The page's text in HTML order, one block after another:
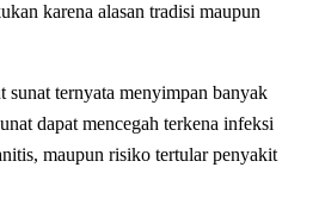
karena alasan tradisi maupun
sunat ternyata menyimpan banyak
dapat mencegah terkena infeksi
maupun risiko tertular penyakit